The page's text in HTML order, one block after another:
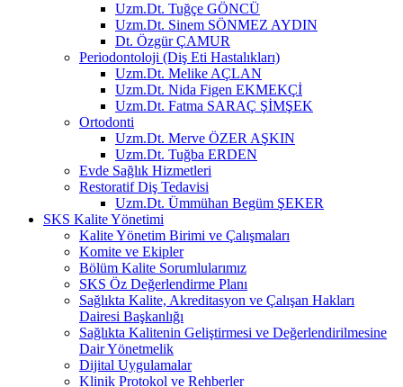
Uzm.Dt. Tuğçe GÖNCÜ
Uzm.Dt. Sinem SÖNMEZ AYDIN
Dt. Özgür ÇAMUR
Periodontoloji (Diş Eti Hastalıkları)
Uzm.Dt. Melike AÇLAN
Uzm.Dt. Nida Figen EKMEKÇİ
Uzm.Dt. Fatma SARAÇ ŞİMŞEK
Ortodonti
Uzm.Dt. Merve ÖZER AŞKIN
Uzm.Dt. Tuğba ERDEN
Evde Sağlık Hizmetleri
Restoratif Diş Tedavisi
Uzm.Dt. Ümmühan Begüm ŞEKER
SKS Kalite Yönetimi
Kalite Yönetim Birimi ve Çalışmaları
Komite ve Ekipler
Bölüm Kalite Sorumlularımız
SKS Öz Değerlendirme Planı
Sağlıkta Kalite, Akreditasyon ve Çalışan Hakları
Dairesi Başkanlığı
Sağlıkta Kalitenin Geliştirmesi ve Değerlendirilmesine
Dair Yönetmelik
Dijital Uygulamalar
Klinik Protokol ve Rehberler